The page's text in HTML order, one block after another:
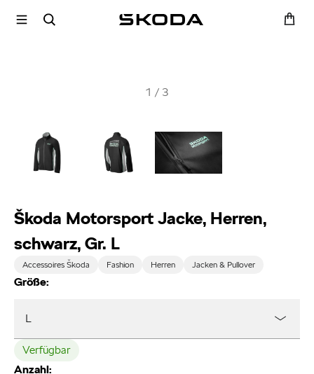
1 / 3
Škoda Motorsport Jacke, Herren,
schwarz, Gr. L
Accessoires Škoda Fashion Herren Jacken & Pullover
Größe:
L
Verfügbar
Anzahl: